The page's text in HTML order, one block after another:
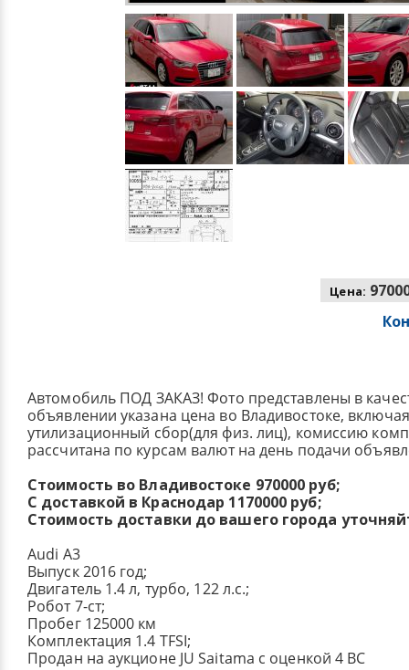
Цена:
Автомобиль ПОД ЗАКАЗ! Фото представлены в
объявлении указана цена во Владивостоке,
утилизационный сбор(для физ. лиц), комиссию
рассчитана по курсам валют на день подачи
Стоимость во Владивостоке 970000 руб;
С доставкой в Краснодар 1170000 руб;
Стоимость доставки до вашего города
Audi A3
Выпуск 2016 год;
Двигатель 1.4 л, турбо, 122 л.с.;
Робот 7-ст;
Пробег 125000 км
Комплектация 1.4 TFSI;
Продан на аукционе JU Saitama с оценкой 4 BC